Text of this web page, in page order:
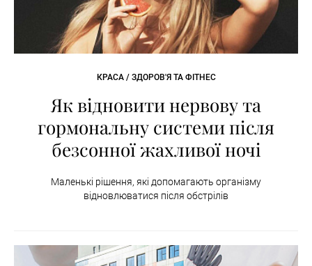
КРАСА / ЗДОРОВ'Я ТА ФІТНЕС
Як відновити нервову та
гормональну системи після
безсонної жахливої ночі
Маленькі рішення, які допомагають організму
відновлюватися після обстрілів